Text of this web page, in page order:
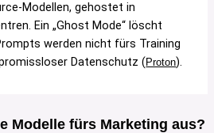
Modellen, gehostet in
Ein „Ghost Mode“ löscht
werden nicht fürs Training
Datenschutz(Proton).
Modelle fürs Marketing aus?